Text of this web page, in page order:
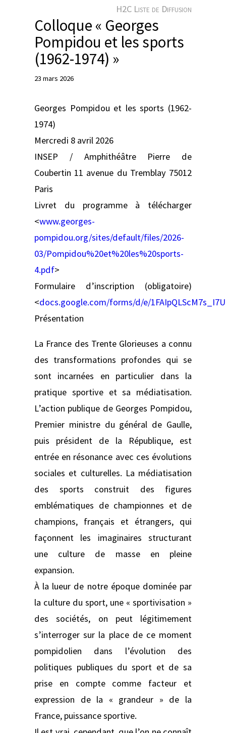
H2C Liste de Diffusion
Colloque « Georges
Pompidou et les sports
(1962-1974) »
23 mars 2026
Georges Pompidou et les sports (1962-
1974)
Mercredi 8 avril 2026
INSEP / Amphithéâtre Pierre de
Coubertin 11 avenue du Tremblay 75012
Paris
Livret du programme à télécharger
<www.georges-
pompidou.org/sites/default/files/2026-
03/Pompidou%20et%20les%20sports-
4.pdf>
Formulaire d’inscription (obligatoire)
<docs.google.com/forms/d/e/
Présentation
La France des Trente Glorieuses a connu
des transformations profondes qui se
sont incarnées en particulier dans la
pratique sportive et sa médiatisation.
L’action publique de Georges Pompidou,
Premier ministre du général de Gaulle,
puis président de la République, est
entrée en résonance avec ces évolutions
sociales et culturelles. La médiatisation
des sports construit des figures
emblématiques de championnes et de
champions, français et étrangers, qui
façonnent les imaginaires structurant
une culture de masse en pleine
expansion.
À la lueur de notre époque dominée par
la culture du sport, une « sportivisation »
des sociétés, on peut légitimement
s’interroger sur la place de ce moment
pompidolien dans l’évolution des
politiques publiques du sport et de sa
prise en compte comme facteur et
expression de la « grandeur » de la
France, puissance sportive.